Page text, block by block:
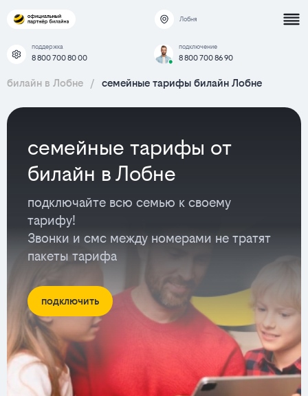
Лобня
поддержка
8 800 700 80 00
подключение
8 800 700 86 90
билайн в Лобне / семейные тарифы билайн Лобне
семейные тарифы от
билайн в Лобне
подключайте всю семью к своему
тарифу!
Звонки и смс между номерами не тратят
пакеты тарифа
подключить